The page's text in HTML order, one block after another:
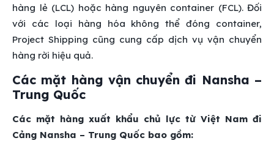
hàng lẻ (LCL) hoặc hàng nguyên container (FCL). Đối
với các loại hàng hóa không thể đóng container,
Project Shipping cũng cung cấp dịch vụ vận chuyển
hàng rời hiệu quả.
Các mặt hàng vận chuyển đi Nansha –
Trung Quốc
Các mặt hàng xuất khẩu chủ lực từ Việt Nam đi
Cảng Nansha – Trung Quốc bao gồm: